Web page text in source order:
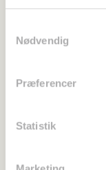
Nødvendig
Præferencer
Statistik
Websted